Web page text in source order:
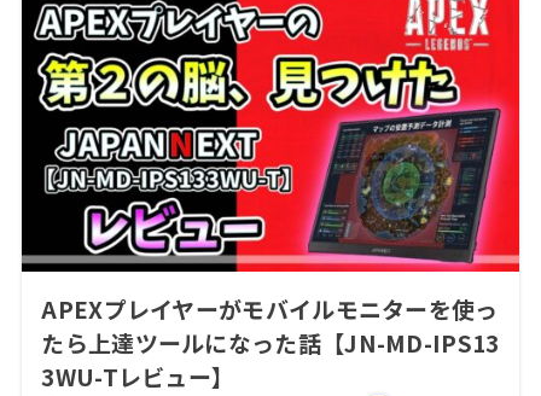
APEXプレイヤーがモバイルモニターを使っ
たら上達ツールになった話【JN-MD-IPS13
3WU-Tレビュー】